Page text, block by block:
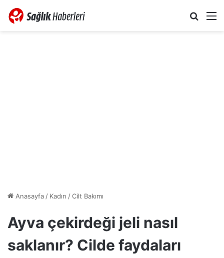
Anasayfa/ Kadın /Cilt Bakımı
Ayva çekirdeği jeli nasıl
saklanır? Cilde faydaları